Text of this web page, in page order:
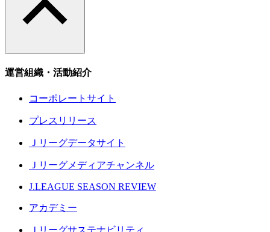
運営組織・活動紹介
コーポレートサイト
プレスリリース
Ｊリーグデータサイト
Ｊリーグメディアチャンネル
J.LEAGUE SEASON REVIEW
アカデミー
Ｊリーグサステナビリティ